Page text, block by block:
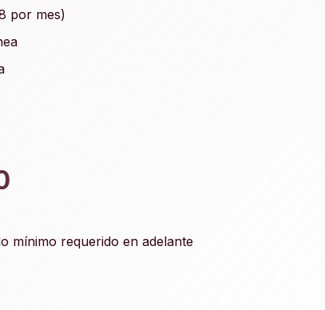
por mes)
mínimo requerido en adelante